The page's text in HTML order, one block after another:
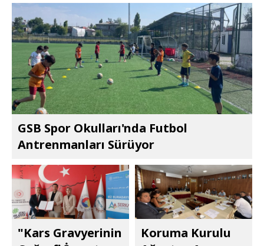
GSB Spor Okulları'nda Futbol
Antrenmanları Sürüyor
"Kars Gravyerinin
Koruma Kurulu